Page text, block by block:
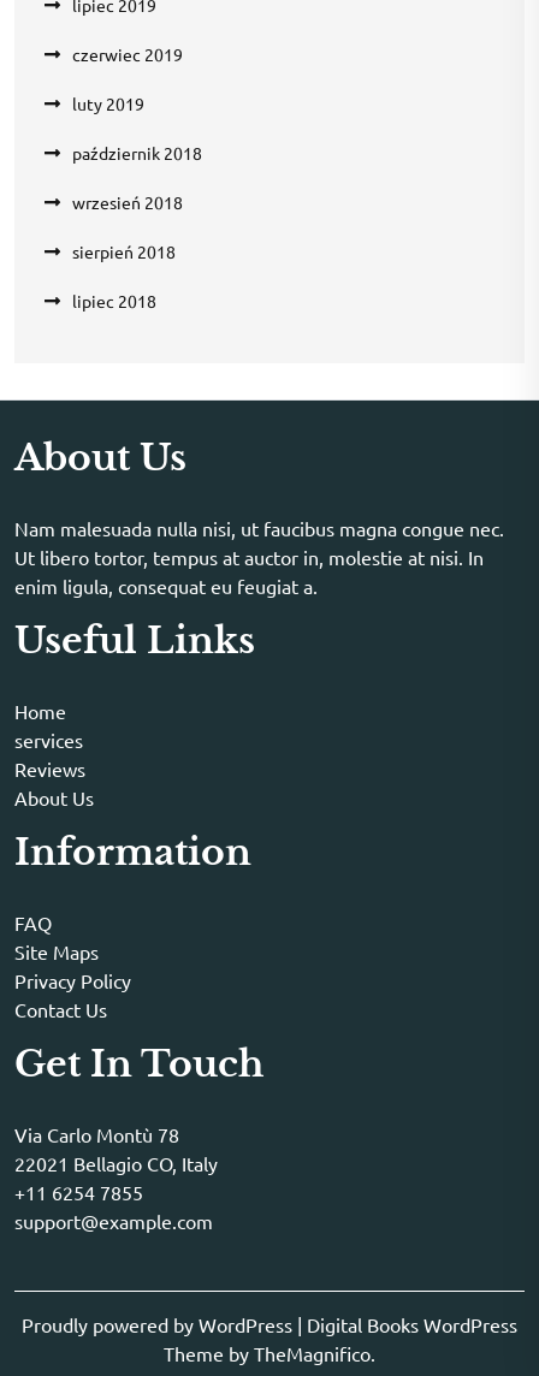
lipiec 2019
czerwiec 2019
luty 2019
październik 2018
wrzesień 2018
sierpień 2018
lipiec 2018
About Us
Nam malesuada nulla nisi, ut faucibus magna congue nec.
Ut libero tortor, tempus at auctor in, molestie at nisi. In
enim ligula, consequat eu feugiat a.
Useful Links
Home
services
Reviews
About Us
Information
FAQ
Site Maps
Privacy Policy
Contact Us
Get In Touch
Via Carlo Montù 78
22021 Bellagio CO, Italy
+11 6254 7855
support@example.com
Proudly powered by WordPress | Digital Books WordPress
Theme by TheMagnifico.